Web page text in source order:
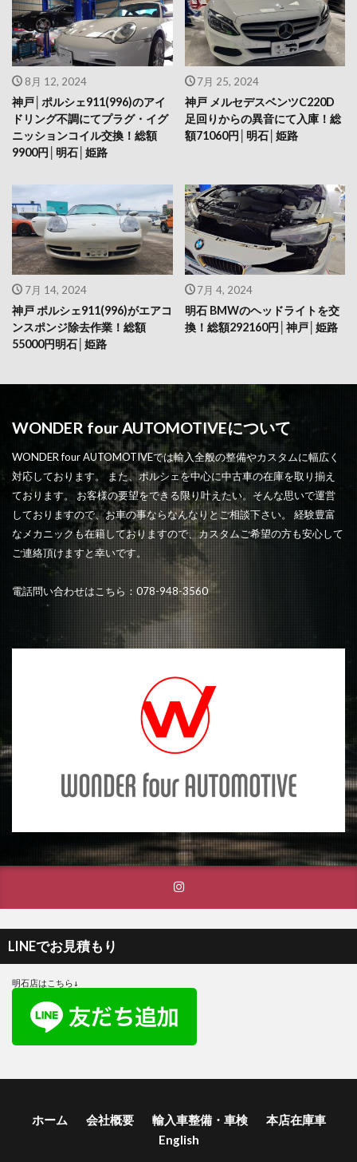
8月 12, 2024
神戸│ポルシェ911(996)のアイ
ドリング不調にてプラグ・イグ
ニッションコイル交換！総額
9900円│明石│姫路
7月 25, 2024
神戸 メルセデスベンツC220D
足回りからの異音にて入庫！総
額71060円│明石│姫路
7月 14, 2024
神戸 ポルシェ911(996)がエアコ
ンスポンジ除去作業！総額
55000円明石│姫路
7月 4, 2024
明石 BMWのヘッドライトを交
換！総額292160円│神戸│姫路
WONDER four AUTOMOTIVEについて
WONDER four AUTOMOTIVEでは輸入全般の整備やカスタムに幅広く
対応しております。 また、ポルシェを中心に中古車の在庫を取り揃え
ております。 お客様の要望をできる限り叶えたい。そんな思いで運営
しておりますので、お車の事ならなんなりとご相談下さい。 経験豊富
なメカニックも在籍しておりますので、カスタムご希望の方も安心して
ご連絡頂けますと幸いです。
電話問い合わせはこちら：078-948-3560
LINEでお見積もり
明石店はこちら↓
ホーム 会社概要 輸入車整備・車検
本店在庫車
English